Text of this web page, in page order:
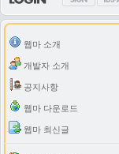
웹마 소개
개발자 소개
공지사항
웹마 다운로드
웹마 최신글